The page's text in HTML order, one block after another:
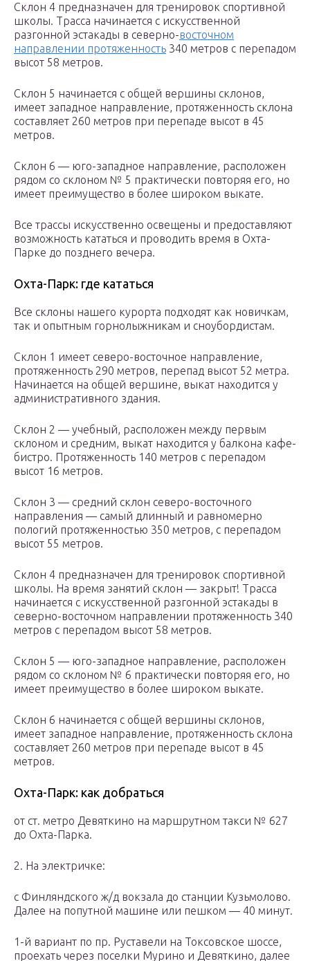
Склон 4 предназначен для тренировок спортивной
школы. Трасса начинается с искусственной
разгонной эстакады в северно-восточном
направлении протяженность 340 метров с перепадом
высот 58 метров.
Склон 5 начинается с общей вершины склонов,
имеет западное направление, протяженность склона
составляет 260 метров при перепаде высот в 45
метров.
Склон 6 — юго-западное направление, расположен
рядом со склоном № 5 практически повторяя его, но
имеет преимущество в более широком выкате.
Все трассы искусственно освещены и предоставляют
возможность кататься и проводить время в Охта-
Парке до позднего вечера.
Охта-Парк: где кататься
Все склоны нашего курорта подходят как новичкам,
так и опытным горнолыжникам и сноубордистам.
Склон 1 имеет северо-восточное направление,
протяженность 290 метров, перепад высот 52 метра.
Начинается на общей вершине, выкат находится у
административного здания.
Склон 2 — учебный, расположен между первым
склоном и средним, выкат находится у балкона кафе-
бистро. Протяженность 140 метров с перепадом
высот 16 метров.
Склон 3 — средний склон северо-восточного
направления — самый длинный и равномерно
пологий протяженностью 350 метров, с перепадом
высот 55 метров.
Склон 4 предназначен для тренировок спортивной
школы. На время занятий склон — закрыт! Трасса
начинается с искусственной разгонной эстакады в
северно-восточном направлении протяженность 340
метров с перепадом высот 58 метров.
Склон 5 — юго-западное направление, расположен
рядом со склоном № 6 практически повторяя его, но
имеет преимущество в более широком выкате.
Склон 6 начинается с общей вершины склонов,
имеет западное направление, протяженность склона
составляет 260 метров при перепаде высот в 45
метров.
Охта-Парк: как добраться
от ст. метро Девяткино на маршрутном такси № 627
до Охта-Парка.
2. На электричке:
с Финляндского ж/д вокзала до станции Кузьмолово.
Далее на попутной машине или пешком — 40 минут.
1-й вариант по пр. Руставели на Токсовское шоссе,
проехать через поселки Мурино и Девяткино, далее